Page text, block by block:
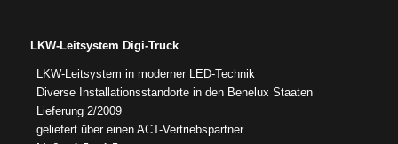
LKW-Leitsystem Digi-Truck
LKW-Leitsystem in moderner LED-Technik
Diverse Installationsstandorte in den Benelux Staaten
Lieferung 2/2009
geliefert über einen ACT-Vertriebspartner